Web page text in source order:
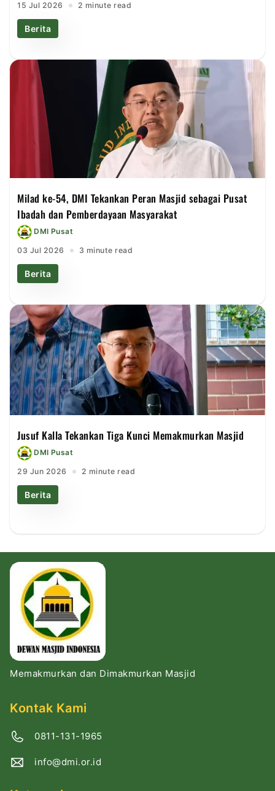
15 Jul 2026 2 minute read
Berita
Milad ke-54, DMI Tekankan Peran Masjid sebagai Pusat
Ibadah dan Pemberdayaan Masyarakat
DMI Pusat
03 Jul 2026 3 minute read
Berita
Jusuf Kalla Tekankan Tiga Kunci Memakmurkan Masjid
DMI Pusat
29 Jun 2026 2 minute read
Berita
Memakmurkan dan Dimakmurkan Masjid
Kontak Kami
0811-131-1965
info@dmi.or.id